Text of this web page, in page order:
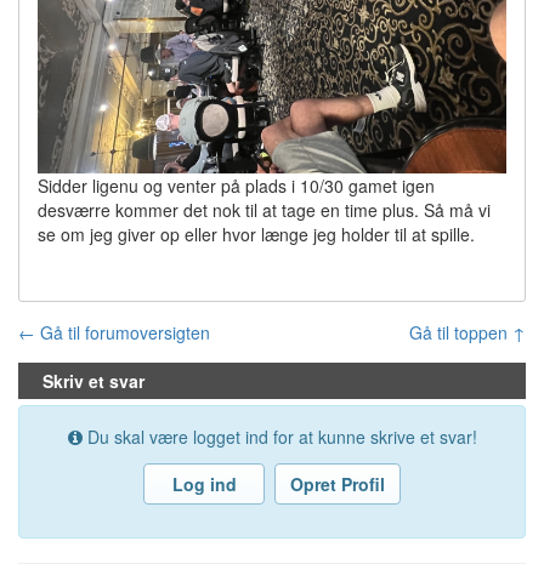
Sidder ligenu og venter på plads i 10/30 gamet igen
desværre kommer det nok til at tage en time plus. Så må vi
se om jeg giver op eller hvor længe jeg holder til at spille.
← Gå til forumoversigten
Gå til toppen ↑
Skriv et svar
Du skal være logget ind for at kunne skrive et svar!
Log ind
Opret Profil